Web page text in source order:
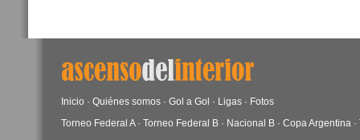
Inicio · Quiénes somos · Gol a Gol · Ligas · Fotos
Torneo Federal A· Torneo Federal B · Nacional B · Copa Argentina ·